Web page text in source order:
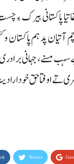
پاکستانی بیرک ءِ
پد ہم پاکستان و
مسنے، جہانی برادری
تے اوفتا حق
Twitter